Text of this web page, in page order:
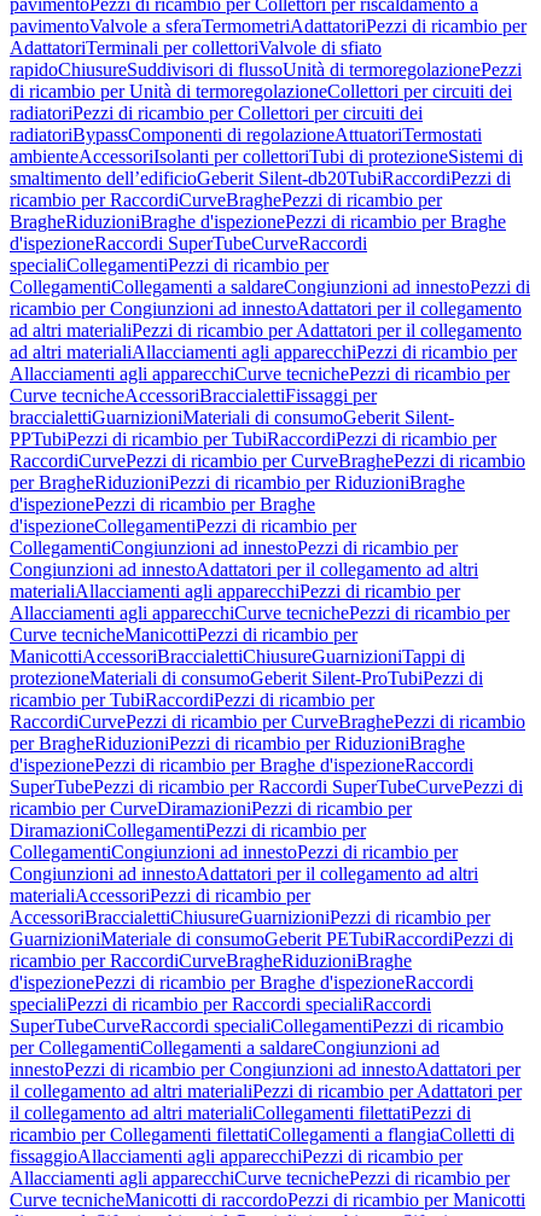
pavimentoPezzi di ricambio per Collettori per riscaldamento a
pavimentoValvole a sferaTermometriAdattatoriPezzi di ricambio per
AdattatoriTerminali per collettoriValvole di sfiato
rapidoChiusureSuddivisori di flussoUnità di termoregolazionePezzi
di ricambio per Unità di termoregolazioneCollettori per circuiti dei
radiatoriPezzi di ricambio per Collettori per circuiti dei
radiatoriBypassComponenti di regolazioneAttuatoriTermostati
ambienteAccessoriIsolanti per collettoriTubi di protezioneSistemi di
smaltimento dell’edificioGeberit Silent-db20TubiRaccordiPezzi di
ricambio per RaccordiCurveBraghePezzi di ricambio per
BragheRiduzioniBraghe d'ispezionePezzi di ricambio per Braghe
d'ispezioneRaccordi SuperTubeCurveRaccordi
specialiCollegamentiPezzi di ricambio per
CollegamentiCollegamenti a saldareCongiunzioni ad innestoPezzi di
ricambio per Congiunzioni ad innestoAdattatori per il collegamento
ad altri materialiPezzi di ricambio per Adattatori per il collegamento
ad altri materialiAllacciamenti agli apparecchiPezzi di ricambio per
Allacciamenti agli apparecchiCurve tecnichePezzi di ricambio per
Curve tecnicheAccessoriBraccialettiFissaggi per
braccialettiGuarnizioniMateriali di consumoGeberit Silent-
PPTubiPezzi di ricambio per TubiRaccordiPezzi di ricambio per
RaccordiCurvePezzi di ricambio per CurveBraghePezzi di ricambio
per BragheRiduzioniPezzi di ricambio per RiduzioniBraghe
d'ispezionePezzi di ricambio per Braghe
d'ispezioneCollegamentiPezzi di ricambio per
CollegamentiCongiunzioni ad innestoPezzi di ricambio per
Congiunzioni ad innestoAdattatori per il collegamento ad altri
materialiAllacciamenti agli apparecchiPezzi di ricambio per
Allacciamenti agli apparecchiCurve tecnichePezzi di ricambio per
Curve tecnicheManicottiPezzi di ricambio per
ManicottiAccessoriBraccialettiChiusureGuarnizioniTappi di
protezioneMateriali di consumoGeberit Silent-ProTubiPezzi di
ricambio per TubiRaccordiPezzi di ricambio per
RaccordiCurvePezzi di ricambio per CurveBraghePezzi di ricambio
per BragheRiduzioniPezzi di ricambio per RiduzioniBraghe
d'ispezionePezzi di ricambio per Braghe d'ispezioneRaccordi
SuperTubePezzi di ricambio per Raccordi SuperTubeCurvePezzi di
ricambio per CurveDiramazioniPezzi di ricambio per
DiramazioniCollegamentiPezzi di ricambio per
CollegamentiCongiunzioni ad innestoPezzi di ricambio per
Congiunzioni ad innestoAdattatori per il collegamento ad altri
materialiAccessoriPezzi di ricambio per
AccessoriBraccialettiChiusureGuarnizioniPezzi di ricambio per
GuarnizioniMateriale di consumoGeberit PETubiRaccordiPezzi di
ricambio per RaccordiCurveBragheRiduzioniBraghe
d'ispezionePezzi di ricambio per Braghe d'ispezioneRaccordi
specialiPezzi di ricambio per Raccordi specialiRaccordi
SuperTubeCurveRaccordi specialiCollegamentiPezzi di ricambio
per CollegamentiCollegamenti a saldareCongiunzioni ad
innestoPezzi di ricambio per Congiunzioni ad innestoAdattatori per
il collegamento ad altri materialiPezzi di ricambio per Adattatori per
il collegamento ad altri materialiCollegamenti filettatiPezzi di
ricambio per Collegamenti filettatiCollegamenti a flangiaColletti di
fissaggioAllacciamenti agli apparecchiPezzi di ricambio per
Allacciamenti agli apparecchiCurve tecnichePezzi di ricambio per
Curve tecnicheManicotti di raccordoPezzi di ricambio per Manicotti